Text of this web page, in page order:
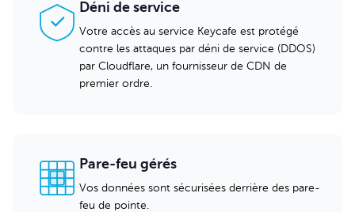
Déni de service
Votre accès au service Keycafe est protégé
contre les attaques par déni de service (DDOS)
par Cloudflare, un fournisseur de CDN de
premier ordre.
Pare-feu gérés
Vos données sont sécurisées derrière des pare-
feu de pointe.